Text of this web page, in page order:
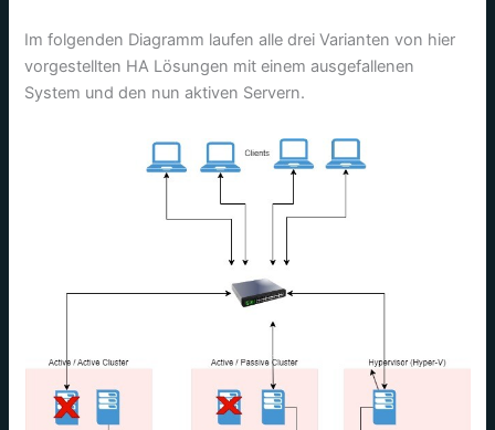
Im folgenden Diagramm laufen alle drei Varianten von hier
vorgestellten HA Lösungen mit einem ausgefallenen
System und den nun aktiven Servern.